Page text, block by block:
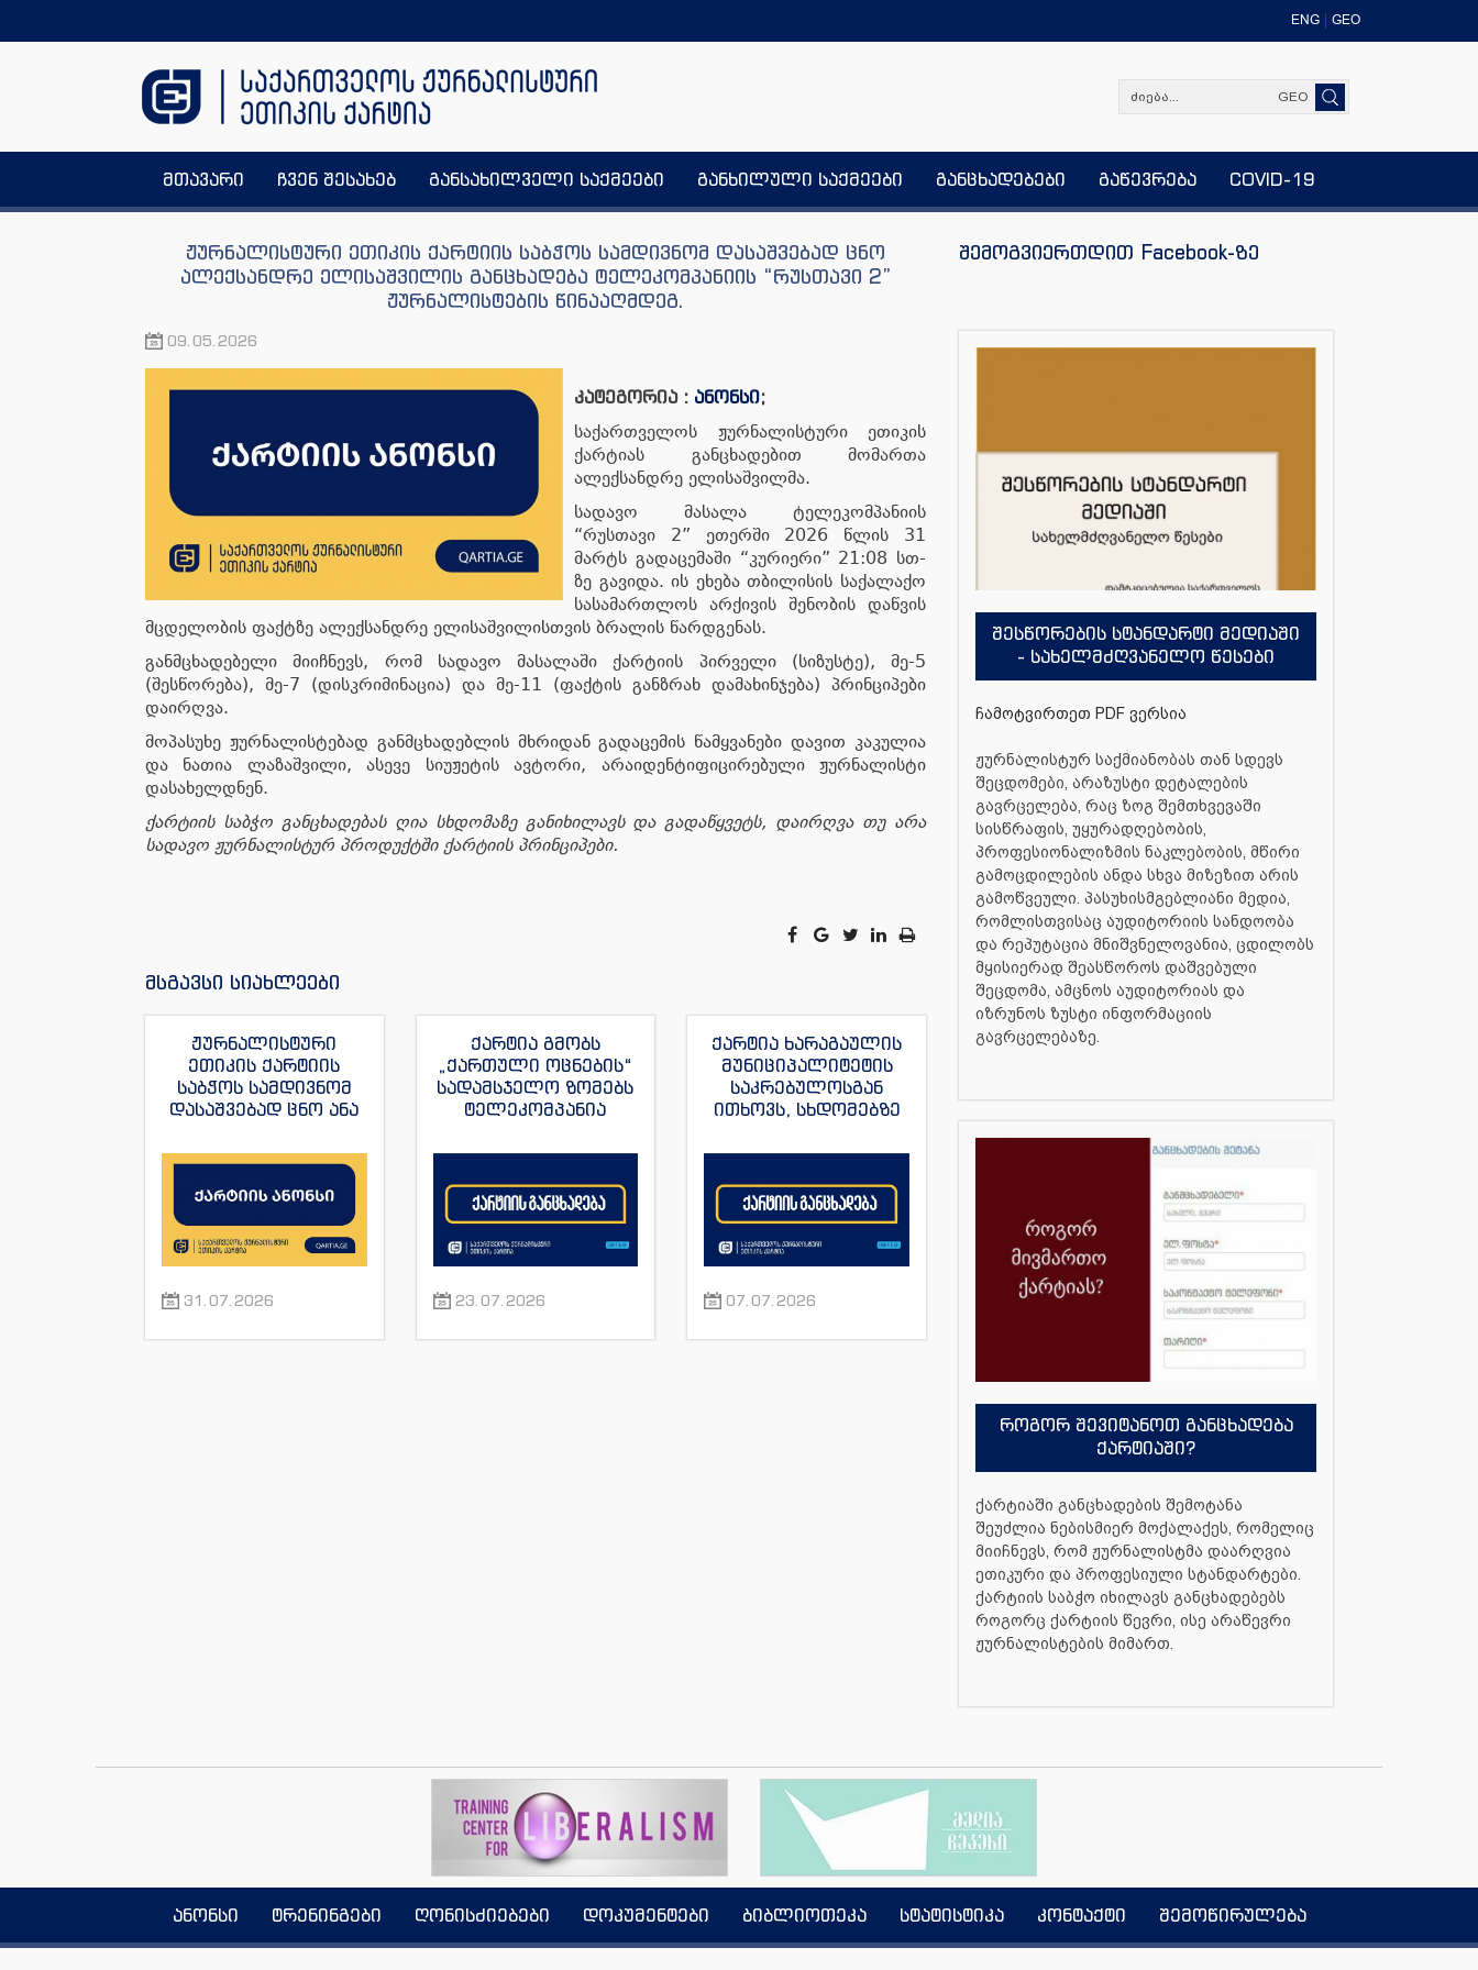
ENG GEO
GEO
მთავარი ჩვენ შესახებ განსახილველი საქმეები განხილული საქმეები განცხადებები გაწევრება COVID-19
ჟურნალისტური ეთიკის ქარტიის საბჭოს სამდივნომ დასაშვებად ცნო
ალექსანდრე ელისაშვილის განცხადება ტელეკომპანიის “რუსთავი 2”
ჟურნალისტების წინააღმდეგ.
09.05.2026
კატეგორია : ანონსი;
საქართველოს ჟურნალისტური ეთიკის
ქარტიას განცხადებით მომართა
ალექსანდრე ელისაშვილმა.
სადავო მასალა ტელეკომპანიის
“რუსთავი 2” ეთერში 2026 წლის 31
მარტს გადაცემაში “კურიერი” 21:08 სთ-
ზე გავიდა. ის ეხება თბილისის საქალაქო
სასამართლოს არქივის შენობის დაწვის
მცდელობის ფაქტზე ალექსანდრე ელისაშვილისთვის ბრალის წარდგენას.
განმცხადებელი მიიჩნევს, რომ სადავო მასალაში ქარტიის პირველი (სიზუსტე), მე-5
(შესწორება), მე-7 (დისკრიმინაცია) და მე-11 (ფაქტის განზრახ დამახინჯება) პრინციპები
დაირღვა.
მოპასუხე ჟურნალისტებად განმცხადებლის მხრიდან გადაცემის წამყვანები დავით კაკულია
და ნათია ლაზაშვილი, ასევე სიუჟეტის ავტორი, არაიდენტიფიცირებული ჟურნალისტი
დასახელდნენ.
ქარტიის საბჭო განცხადებას ღია სხდომაზე განიხილავს და გადაწყვეტს, დაირღვა თუ არა
სადავო ჟურნალისტურ პროდუქტში ქარტიის პრინციპები.
მსგავსი სიახლეები
ჟურნალისტური
ეთიკის ქარტიის
საბჭოს სამდივნომ
დასაშვებად ცნო ანა
განცხადება “ტვ
ჟურნალისტის მაკა
ანდრონიკაშვილის
წინააღმდეგ.
31.07.2026
ქარტია გმობს
„ქართული ოცნების“
სადამსჯელო ზომებს
ტელეკომპანია
სანაიას და მისი სხვა
მიმართ
23.07.2026
ქარტია ხარაგაულის
მუნიციპალიტეტის
საკრებულოსგან
ითხოვს, სხდომებზე
ჟურნალისტებს
პირობები შეუქმნას
07.07.2026
შემოგვიერთდით Facebook-ზე
შესწორების სტანდარტი მედიაში
- სახელმძღვანელო წესები
ჩამოტვირთეთ PDF ვერსია
ჟურნალისტურ საქმიანობას თან სდევს
შეცდომები, არაზუსტი დეტალების
გავრცელება, რაც ზოგ შემთხვევაში
სისწრაფის, უყურადღებობის,
პროფესიონალიზმის ნაკლებობის, მწირი
გამოცდილების ანდა სხვა მიზეზით არის
გამოწვეული. პასუხისმგებლიანი მედია,
რომლისთვისაც აუდიტორიის სანდოობა
და რეპუტაცია მნიშვნელოვანია, ცდილობს
მყისიერად შეასწოროს დაშვებული
შეცდომა, ამცნოს აუდიტორიას და
იზრუნოს ზუსტი ინფორმაციის
გავრცელებაზე.
როგორ შევიტანოთ განცხადება
ქარტიაში?
ქარტიაში განცხადების შემოტანა
შეუძლია ნებისმიერ მოქალაქეს, რომელიც
მიიჩნევს, რომ ჟურნალისტმა დაარღვია
ეთიკური და პროფესიული სტანდარტები.
ქარტიის საბჭო იხილავს განცხადებებს
როგორც ქარტიის წევრი, ისე არაწევრი
ჟურნალისტების მიმართ.
ანონსი ტრენინგები ღონისძიებები დოკუმენტები ბიბლიოთეკა სტატისტიკა კონტაქტი შემოწირულება